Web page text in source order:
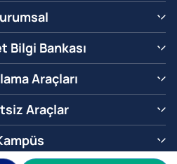
Bilgi Bankası
Araçları
Araçlar